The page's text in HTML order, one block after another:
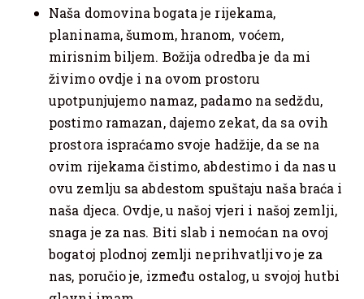
Naša domovina bogata je rijekama,
planinama, šumom, hranom, voćem,
mirisnim biljem. Božija odredba je da mi
živimo ovdje i na ovom prostoru
upotpunjujemo namaz, padamo na sedždu,
postimo ramazan, dajemo zekat, da sa ovih
prostora ispraćamo svoje hadžije, da se na
ovim rijekama čistimo, abdestimo i da nas u
ovu zemlju sa abdestom spuštaju naša braća i
naša djeca. Ovdje, u našoj vjeri i našoj zemlji,
snaga je za nas. Biti slab i nemoćan na ovoj
bogatoj plodnoj zemlji neprihvatljivo je za
nas, poručio je, između ostalog, u svojoj hutbi